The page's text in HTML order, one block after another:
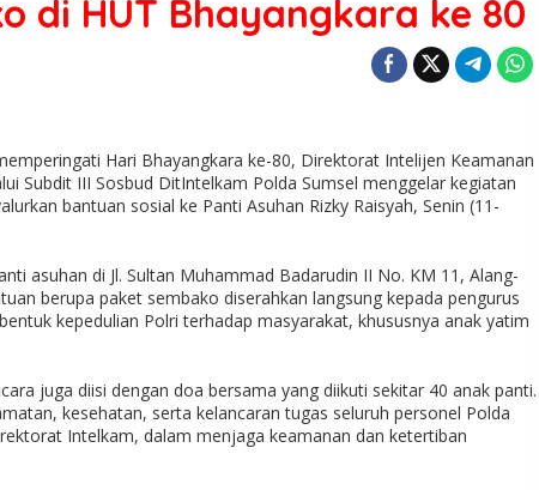
di HUT Bhayangkara ke 80
Hari Bhayangkara ke-80, Direktorat Intelijen Keamanan
Subdit III Sosbud DitIntelkam Polda Sumsel menggelar kegiatan
bantuan sosial ke Panti Asuhan Rizky Raisyah, Senin (11-
asuhan di Jl. Sultan Muhammad Badarudin II No. KM 11, Alang-
berupa paket sembako diserahkan langsung kepada pengurus
kepedulian Polri terhadap masyarakat, khususnya anak yatim
juga diisi dengan doa bersama yang diikuti sekitar 40 anak panti.
kesehatan, serta kelancaran tugas seluruh personel Polda
Intelkam, dalam menjaga keamanan dan ketertiban